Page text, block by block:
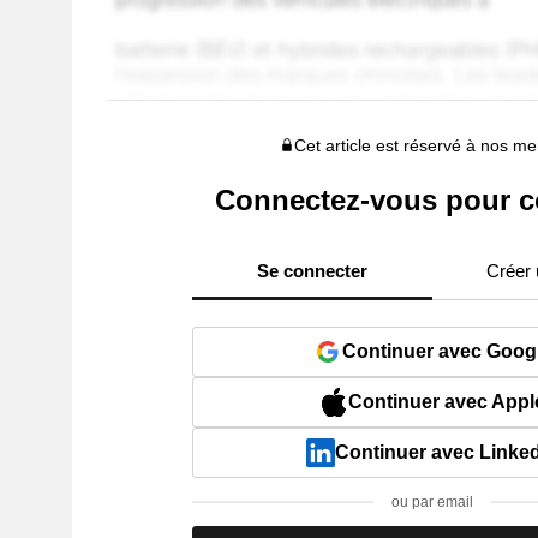
Cet article est réservé à nos
Connectez-vous pour
Se connecter Créer
Continuer avec
Continuer avec
Continuer avec
ou par email